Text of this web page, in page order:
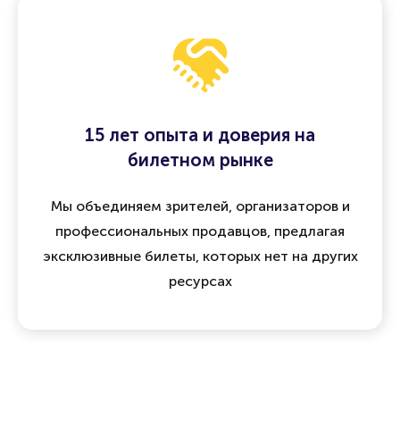
15 лет опыта и доверия на
билетном рынке
Мы объединяем зрителей, организаторов и
профессиональных продавцов, предлагая
эксклюзивные билеты, которых нет на других
ресурсах